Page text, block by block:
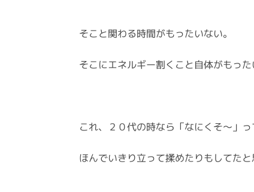
そこと関わる時間がもったいない。
そこにエネルギー割くこと自体がもった
これ、２０代の時なら「なにくそ～」
ほんでいきり立って揉めたりもしてたと